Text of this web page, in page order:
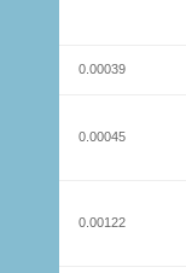
0.00039
0.00045
0.00122